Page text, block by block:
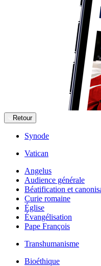
Retour
Synode
Vatican
Angelus
Audience générale
Béatification et
Curie romaine
Église
Évangélisation
Pape François
Transhumanisme
Bioéthique